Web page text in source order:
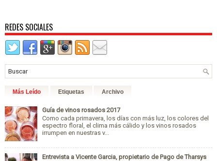
REDES SOCIALES
Más Leído Etiquetas Archivo
Guía de vinos rosados 2017
Como cada primavera, los días con más luz, los colores del
espectro floral, el clima más cálido y los vinos rosados
irrumpen en nuestras v...
Entrevista a Vicente Garcia, propietario de Pago de Tharsys